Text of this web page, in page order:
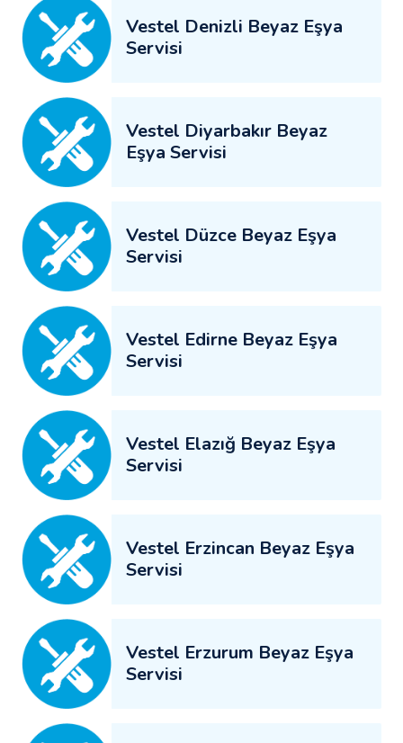
Vestel Denizli Beyaz Eşya
Servisi
Vestel Diyarbakır Beyaz
Eşya Servisi
Vestel Düzce Beyaz Eşya
Servisi
Vestel Edirne Beyaz Eşya
Servisi
Vestel Elazığ Beyaz Eşya
Servisi
Vestel Erzincan Beyaz Eşya
Servisi
Vestel Erzurum Beyaz Eşya
Servisi